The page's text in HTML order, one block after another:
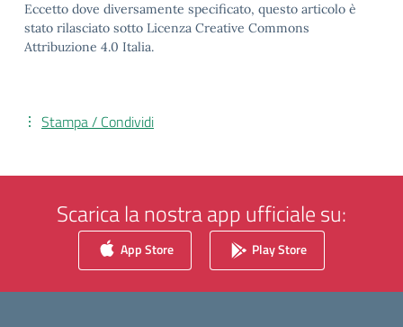
Eccetto dove diversamente specificato, questo articolo è
stato rilasciato sotto Licenza Creative Commons
Attribuzione 4.0 Italia.
Stampa / Condividi
Scarica la nostra app ufficiale su:
App Store Play Store